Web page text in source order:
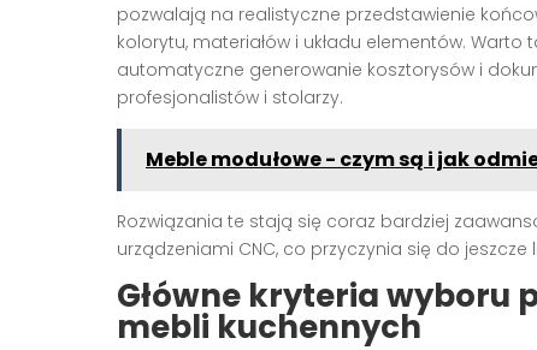
pozwalają na realistyczne przedstawienie
kolorytu, materiałów i układu elementów.
automatyczne generowanie kosztorysów i
profesjonalistów i stolarzy.
Meble modułowe - czym są i jak
Rozwiązania te stają się coraz bardziej
urządzeniami CNC, co przyczynia się do
Główne kryteria
mebli kuchennych